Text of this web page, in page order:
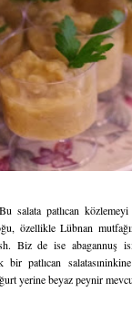
salata patlıcan
özellikle Lübnan
Biz de ise abagannuş
patlıcan
yerine beyaz peynir